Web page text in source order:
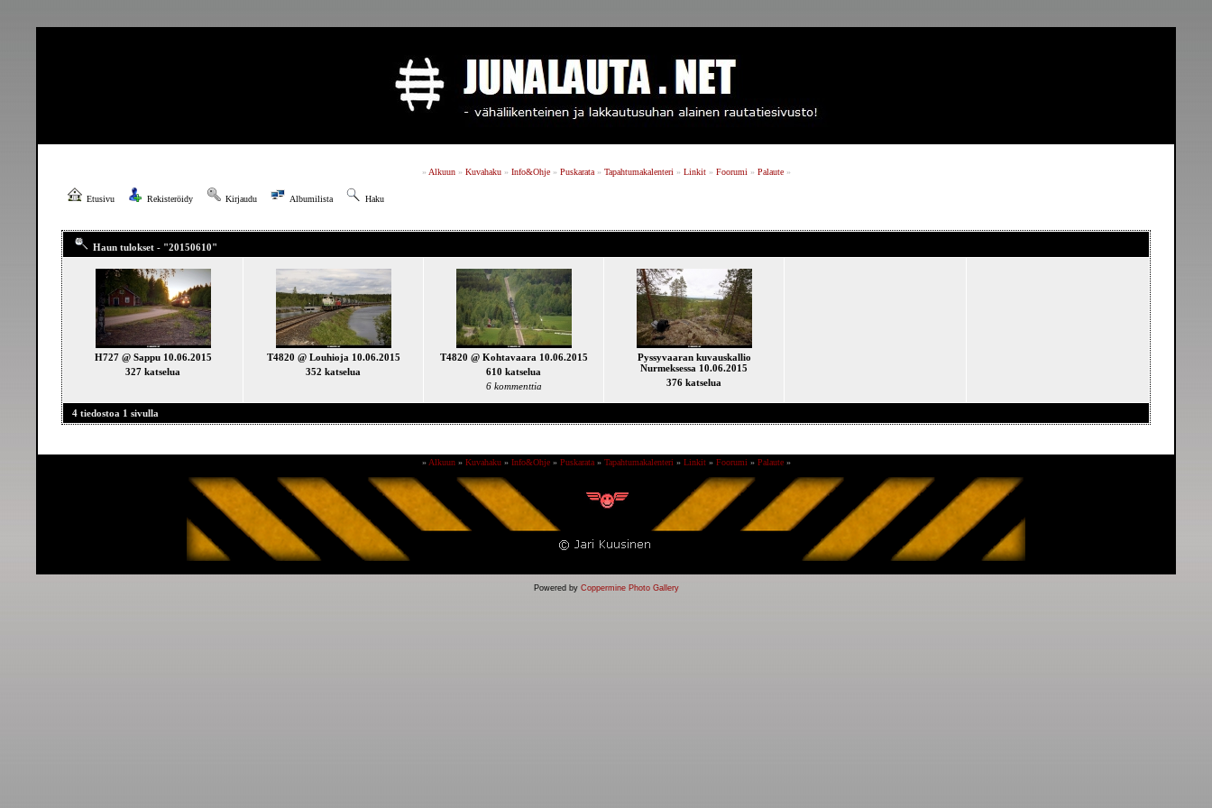
» Alkuun» Kuvahaku» Info&Ohje» Puskarata» Tapahtumakalenteri » Linkit» Foorumi » Palaute»
Etusivu Rekisteröidy Kirjaudu Albumilista Haku
Haun tulokset - "20150610"
H727 @ Sappu 10.06.2015
327 katselua
T4820 @ Louhioja 10.06.2015
352 katselua
T4820 @ Kohtavaara 10.06.2015
610 katselua
6 kommenttia
Pyssyvaaran kuvauskallio
Nurmeksessa 10.06.2015
376 katselua
4 tiedostoa 1 sivulla
» Alkuun» Kuvahaku» Info&Ohje» Puskarata» Tapahtumakalenteri » Linkit» Foorumi » Palaute»
Powered by Coppermine Photo Gallery